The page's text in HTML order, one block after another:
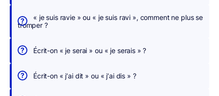
,
n
u
c
« je suis ravie » ou « je suis ravi », comment ne plus se
tromper ?
Écrit-on « je serai » ou « je serais » ?
Écrit-on « j’ai dit » ou « j’ai dis » ?